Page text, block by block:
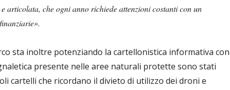
articolata, che ogni anno richiede attenzioni costanti con un
sta inoltre potenziando la cartellonistica informativa con
presente nelle aree naturali protette sono stati
cartelli che ricordano il divieto di utilizzo dei droni e